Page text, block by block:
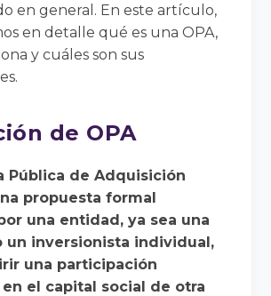
en general. En este artículo,
en detalle qué es una OPA,
y cuáles son sus
de OPA
Pública de Adquisición
propuesta formal
una entidad, ya sea una
un inversionista individual,
una participación
el capital social de otra